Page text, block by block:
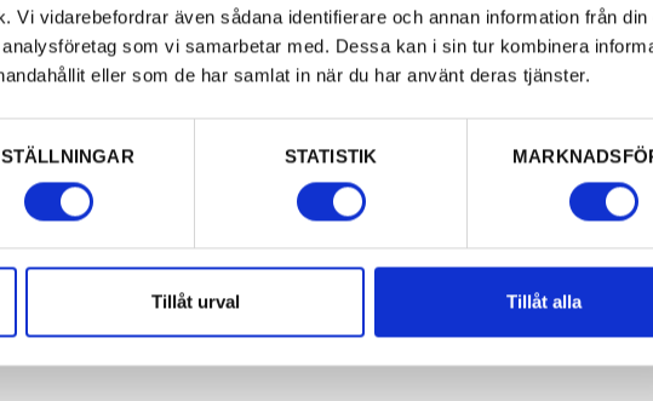
Vi vidarebefordrar även sådana identifierare och annan information från din
som vi samarbetar med. Dessa kan i sin tur kombinera
eller som de har samlat in när du har använt deras tjänster.
STATISTIK
Tillåt urval Tillåt alla
last
he